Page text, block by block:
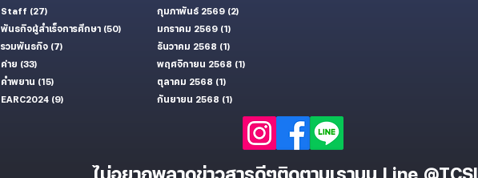
Staff (27)
พันธกิจผู้สำเร็จการศึกษา (50)
รวมพันธกิจ (7)
ค่าย (33)
คำพยาน (15)
EARC2024 (9)
กุมภาพันธ์ 2569 (2)
มกราคม 2569 (1)
ธันวาคม 2568 (1)
พฤศจิกายน 2568 (1)
ตุลาคม 2568 (1)
กันยายน 2568 (1)